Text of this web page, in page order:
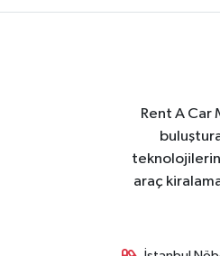
Rent A Car
araç